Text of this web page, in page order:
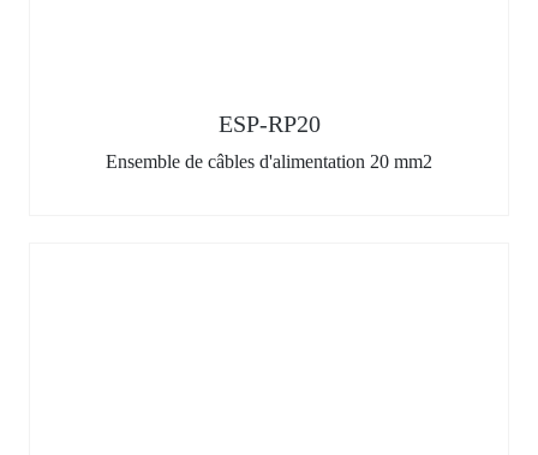
ESP-RP20
Ensemble de câbles d'alimentation 20 mm2